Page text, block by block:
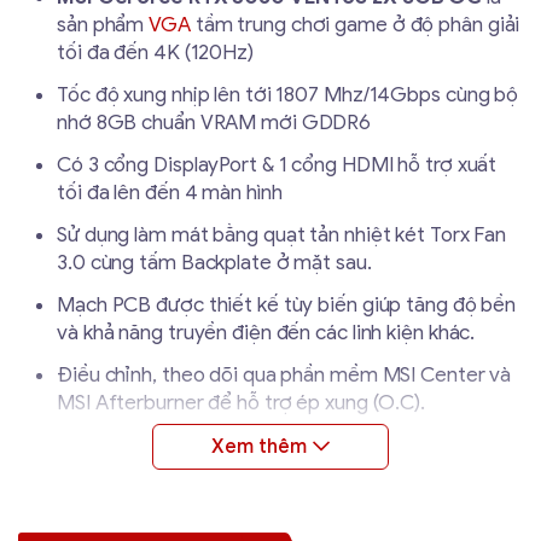
sản phẩmVGAtầm trung chơi game ở độ phân giải
tối đa đến 4K (120Hz)
Tốc độ xung nhịp lên tới 1807 Mhz/14Gbps cùng bộ
nhớ 8GB chuẩn VRAM mới GDDR6
Có 3 cổng DisplayPort & 1 cổng HDMI hỗ trợ xuất
tối đa lên đến 4 màn hình
Sử dụng làm mát bằng quạt tản nhiệt két Torx Fan
3.0 cùng tấm Backplate ở mặt sau.
Mạch PCB được thiết kế tùy biến giúp tăng độ bền
và khả năng truyền điện đến các linh kiện khác.
Điều chỉnh, theo dõi qua phần mềm MSI Center và
MSI Afterburner để hỗ trợ ép xung (O.C).
Dùng khe cắm PCIe Express 4.0 x 8 cùng công suất
nguồn khuyến nghị từ 550W trở lên (1 chân nguồn 8